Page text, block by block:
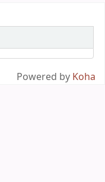
Powered by Koha